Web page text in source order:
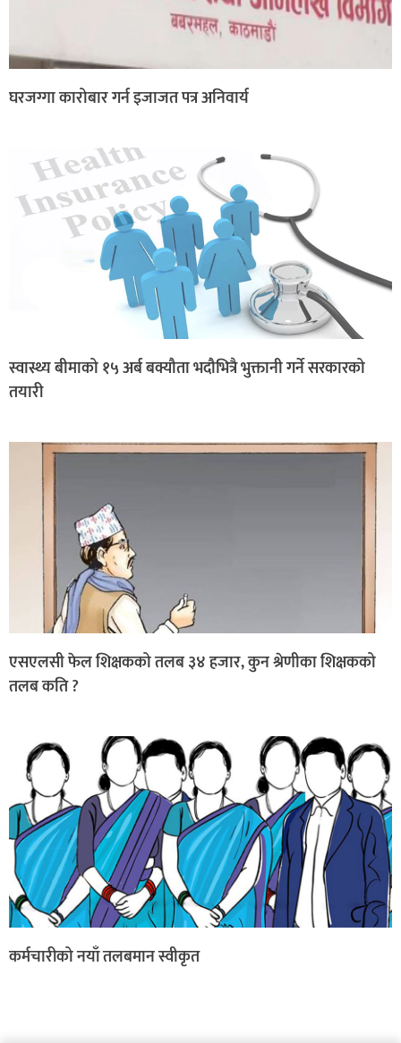
घरजग्गा कारोबार गर्न इजाजत पत्र अनिवार्य
स्वास्थ्य बीमाको १५ अर्ब बक्यौता भदौभित्रै भुक्तानी गर्ने सरकारको
तयारी
एसएलसी फेल शिक्षकको तलब ३४ हजार, कुन श्रेणीका शिक्षकको
तलब कति ?
कर्मचारीको नयाँ तलबमान स्वीकृत